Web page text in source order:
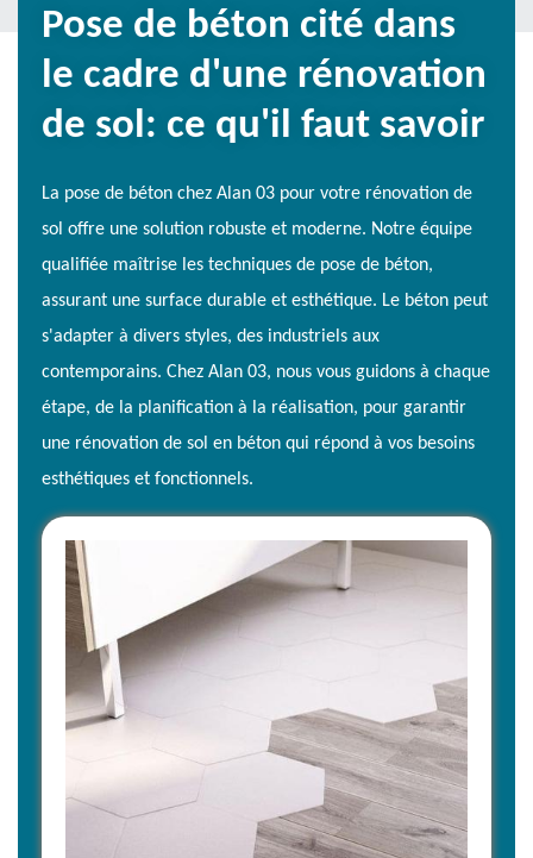
Pose de béton cité dans
le cadre d'une rénovation
de sol: ce qu'il faut savoir
La pose de béton chez Alan 03 pour votre rénovation de
sol offre une solution robuste et moderne. Notre équipe
qualifiée maîtrise les techniques de pose de béton,
assurant une surface durable et esthétique. Le béton peut
s'adapter à divers styles, des industriels aux
contemporains. Chez Alan 03, nous vous guidons à chaque
étape, de la planification à la réalisation, pour garantir
une rénovation de sol en béton qui répond à vos besoins
esthétiques et fonctionnels.